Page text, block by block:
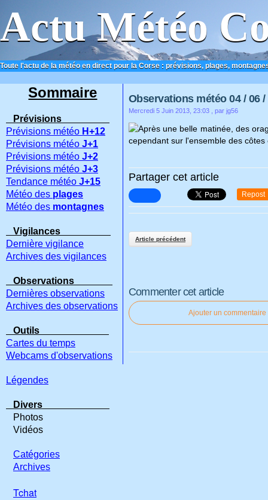
Actu Météo
Toute l'actu de la météo en direct pour la Corse : prévisions, plages,
ACCUEIL CONTACT
Observations météo 04 / 06 /
Mercredi 5 Juin 2013, 23:03 , par jg56
Après une belle matinée, des
cependant sur l'ensemble des
Partager cet article
Repost
Article précédent
Commenter cet article
Ajouter un commentaire
Sommaire
Prévisions
Prévisions météo H+12
Prévisions météo J+1
Prévisions météo J+2
Prévisions météo J+3
Tendance météo J+15
Météo des plages
Météo des montagnes
Vigilances
Dernière vigilance
Archives des vigilances
Observations
Dernières observations
Archives des observations
Outils
Cartes du temps
Webcams d'observations
Légendes
Divers
Photos
Vidéos
Catégories
Archives
Tchat